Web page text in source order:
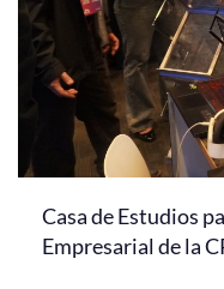
Casa de Estudios
Empresarial de la